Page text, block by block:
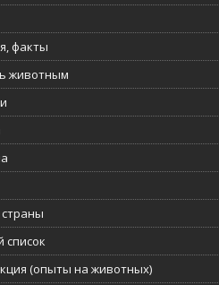
факты
животным
список
(опыты на животных)